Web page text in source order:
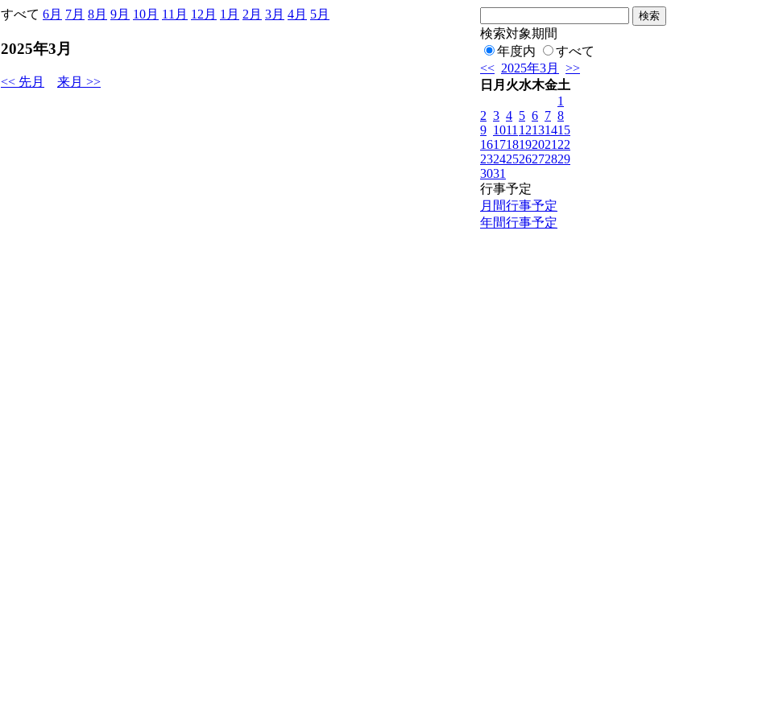
すべて 6月 7月 8月 9月 10月 11月 12月 1月 2月 3月 4月 5月
2025年3月
<< 先月 来月 >>
検索対象期間
年度内
すべて
<< 2025年3月
>>
日 月 火水木金土
1
2 3 4 5 6 7 8
9 1011 12131415
161718192021 22
23242526272829
3031
行事予定
月間行事予定
年間行事予定